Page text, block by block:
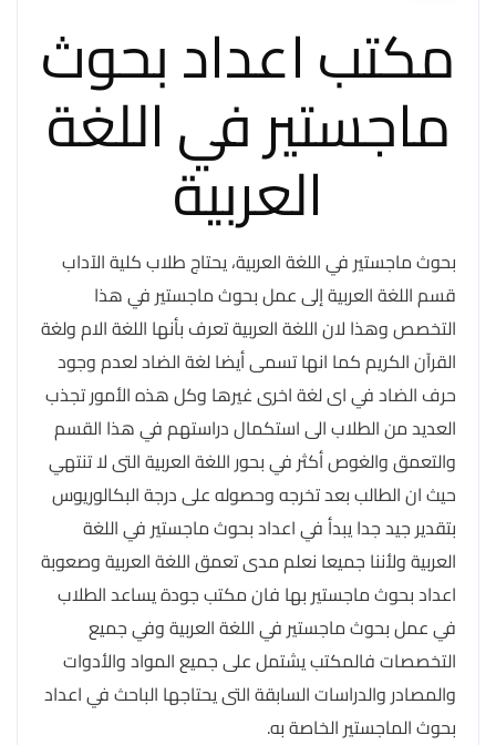
مكتب اعداد بحوث
ماجستير في اللغة
العربية
بحوث ماجستير في اللغة العربية، يحتاج طلاب كلية الآداب
قسم اللغة العربية إلى عمل بحوث ماجستير في هذا
التخصص وهذا لان اللغة العربية تعرف بأنها اللغة الام ولغة
القرآن الكريم كما انها تسمى أيضا لغة الضاد لعدم وجود
حرف الضاد في اى لغة اخرى غيرها وكل هذه الأمور تجذب
العديد من الطلاب الى استكمال دراستهم في هذا القسم
والتعمق والغوص أكثر في بحور اللغة العربية التى لا تنتهي
حيث ان الطالب بعد تخرجه وحصوله على درجة البكالوريوس
بتقدير جيد جدا يبدأ في اعداد بحوث ماجستير في اللغة
العربية ولأننا جميعا نعلم مدى تعمق اللغة العربية وصعوبة
اعداد بحوث ماجستير بها فان مكتب جودة يساعد الطلاب
في عمل بحوث ماجستير في اللغة العربية وفي جميع
التخصصات فالمكتب يشتمل على جميع المواد والأدوات
والمصادر والدراسات السابقة التى يحتاجها الباحث في اعداد
بحوث الماجستير الخاصة به.